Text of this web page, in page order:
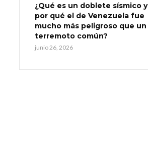
¿Qué es un doblete sísmico y
por qué el de Venezuela fue
mucho más peligroso que un
terremoto común?
junio 26, 2026